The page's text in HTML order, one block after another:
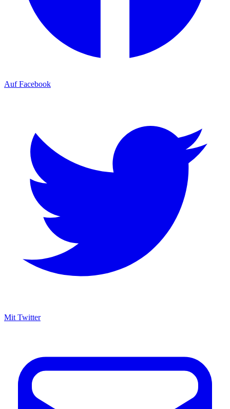
Auf Facebook
Mit Twitter